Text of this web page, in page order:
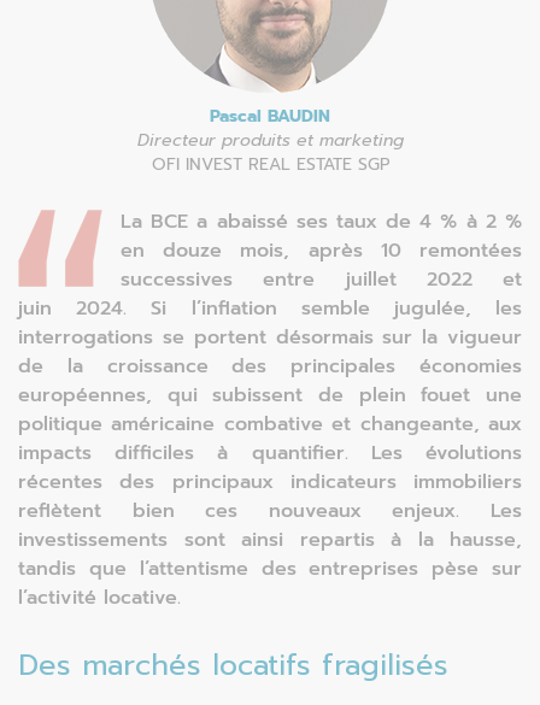
Pascal BAUDIN
Directeur produits et marketing
OFI INVEST REAL ESTATE SGP
La BCE a abaissé ses taux de 4 % à 2 %
en douze mois, après 10 remontées
successives entre juillet 2022 et
juin 2024. Si l’inflation semble jugulée, les
interrogations se portent désormais sur la vigueur
de la croissance des principales économies
européennes, qui subissent de plein fouet une
politique américaine combative et changeante, aux
impacts difficiles à quantifier. Les évolutions
récentes des principaux indicateurs immobiliers
reflètent bien ces nouveaux enjeux. Les
investissements sont ainsi repartis à la hausse,
tandis que l’attentisme des entreprises pèse sur
l’activité locative.
Des marchés locatifs fragilisés